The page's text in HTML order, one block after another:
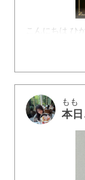
こんにちは ひ
もも
本日